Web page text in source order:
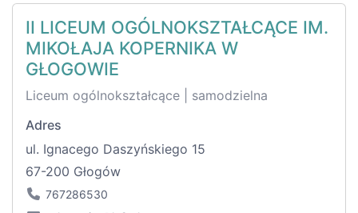
II LICEUM OGÓLNOKSZTAŁCĄCE IM.
MIKOŁAJA KOPERNIKA W
GŁOGOWIE
Liceum ogólnokształcące | samodzielna
Adres
ul. Ignacego Daszyńskiego 15
67-200 Głogów
767286530